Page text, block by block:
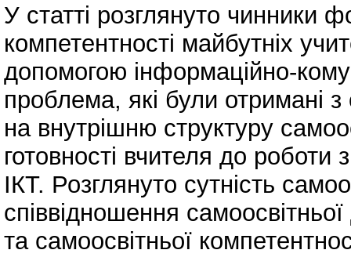
У статті розглянуто чинники
компетентності майбутніх
допомогою інформаційно-
проблема, які були отримані з
на внутрішню структуру
готовності вчителя до роботи з
ІКТ. Розглянуто сутність
співвідношення самоосвітньої
та самоосвітньої